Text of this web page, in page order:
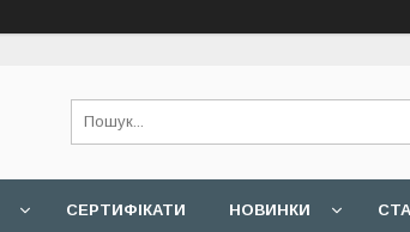
СЕРТИФІКАТИ НОВИНКИ